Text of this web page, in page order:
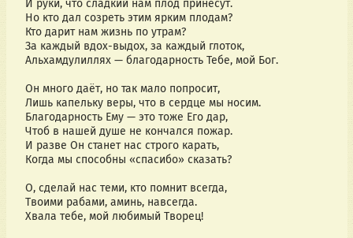
И руки, что сладкий нам плод принесут.
Но кто дал созреть этим ярким плодам?
Кто дарит нам жизнь по утрам?
За каждый вдох-выдох, за каждый глоток,
Альхамдулиллях — благодарность Тебе, мой Бог.
Он много даёт, но так мало попросит,
Лишь капельку веры, что в сердце мы носим.
Благодарность Ему — это тоже Его дар,
Чтоб в нашей душе не кончался пожар.
И разве Он станет нас строго карать,
Когда мы способны «спасибо» сказать?
О, сделай нас теми, кто помнит всегда,
Твоими рабами, аминь, навсегда.
Хвала тебе, мой любимый Творец!